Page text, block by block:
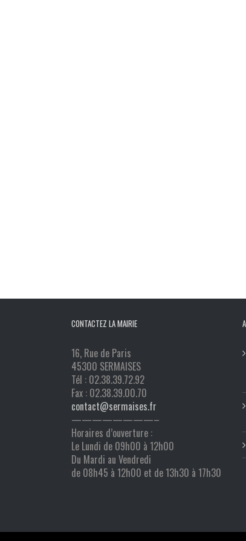
CONTACTEZ LA MAIRIE
16, Rue de Paris
45300 SERMAISES
Tél : 02.38.39.72.92
Fax : 02.38.39.00.70
contact@sermaises.fr
————————–
Horaires d’ouverture :
Le Lundi de 09h00 à 12h00
Du Mardi au Vendredi
de 08h45 à 12h00 et de 13h30 à 17h30